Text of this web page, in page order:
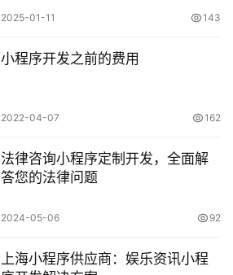
2025-01-11 143
小程序开发之前的费用
2022-04-07 162
法律咨询小程序定制开发，全面解
答您的法律问题
2024-05-06 92
上海小程序供应商：娱乐资讯小程